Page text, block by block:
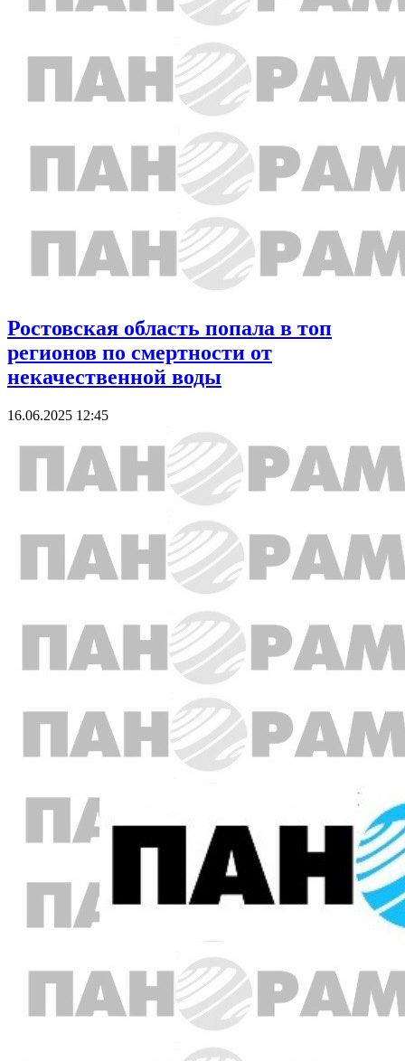
Ростовская область попала в топ
регионов по смертности от
некачественной воды
16.06.2025 12:45